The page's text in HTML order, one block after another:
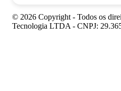
© 2026 Copyright - Todos os
Tecnologia LTDA - CNPJ: